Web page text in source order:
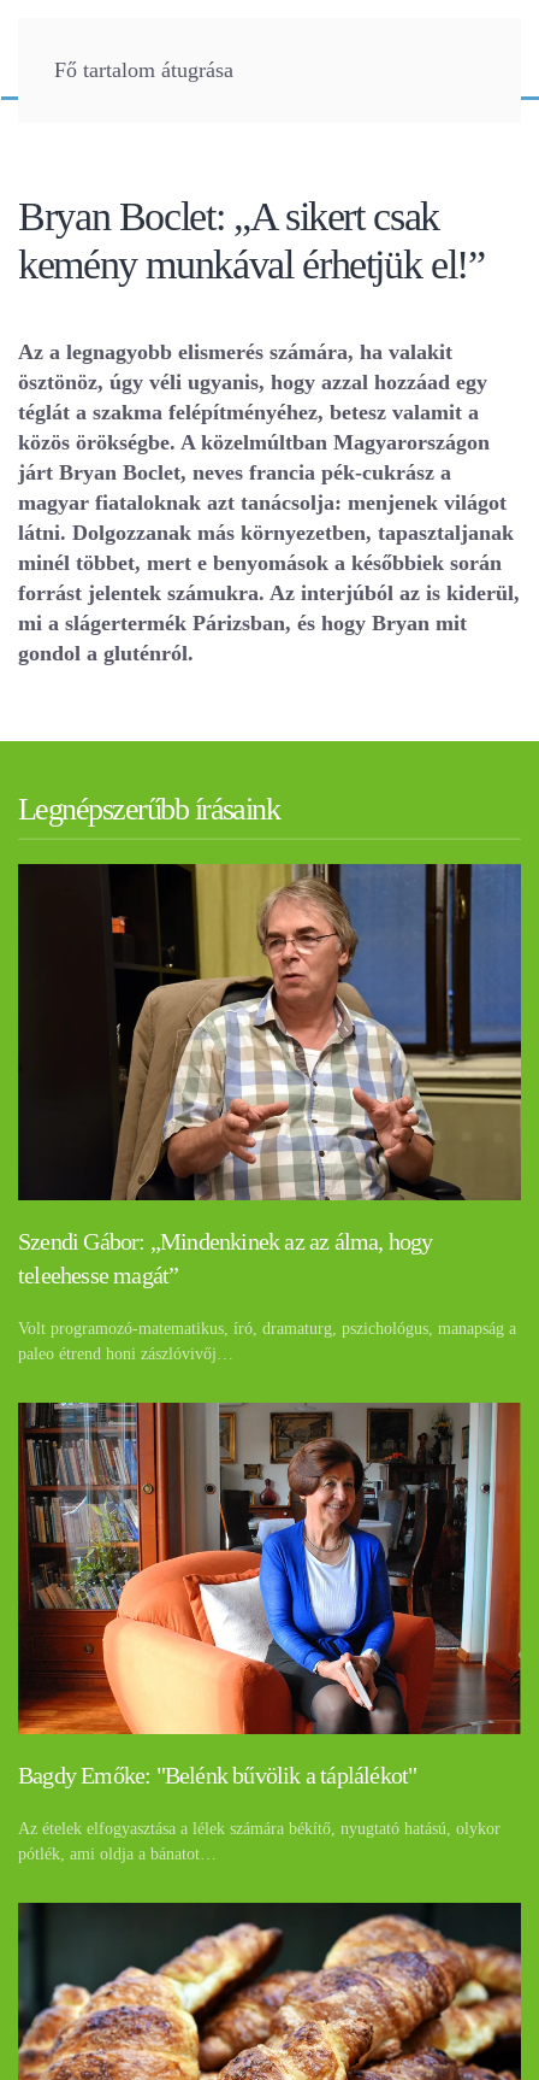
Fő tartalom átugrása
Bryan Boclet: „A sikert csak
kemény munkával érhetjük el!”
Az a legnagyobb elismerés számára, ha valakit
ösztönöz, úgy véli ugyanis, hogy azzal hozzáad egy
téglát a szakma felépítményéhez, betesz valamit a
közös örökségbe. A közelmúltban Magyarországon
járt Bryan Boclet, neves francia pék-cukrász a
magyar fiataloknak azt tanácsolja: menjenek világot
látni. Dolgozzanak más környezetben, tapasztaljanak
minél többet, mert e benyomások a későbbiek során
forrást jelentek számukra. Az interjúból az is kiderül,
mi a slágertermék Párizsban, és hogy Bryan mit
gondol a gluténról.
Legnépszerűbb írásaink
Szendi Gábor: „Mindenkinek az az álma, hogy
teleehesse magát”
Volt programozó-matematikus, író, dramaturg, pszichológus, manapság a
paleo étrend honi zászlóvivőj…
Bagdy Emőke: "Belénk bűvölik a táplálékot"
Az ételek elfogyasztása a lélek számára békítő, nyugtató hatású, olykor
pótlék, ami oldja a bánatot…